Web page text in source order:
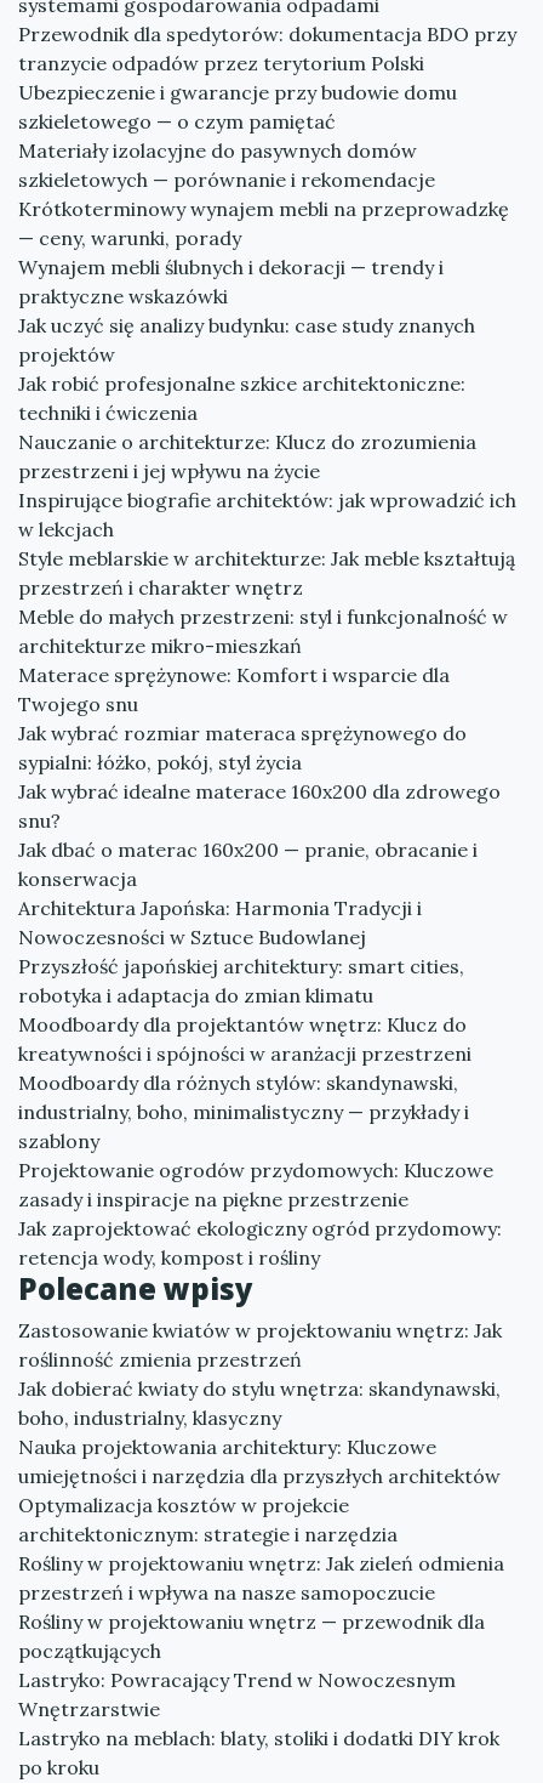
systemami gospodarowania odpadami
Przewodnik dla spedytorów: dokumentacja BDO przy
tranzycie odpadów przez terytorium Polski
Ubezpieczenie i gwarancje przy budowie domu
szkieletowego — o czym pamiętać
Materiały izolacyjne do pasywnych domów
szkieletowych — porównanie i rekomendacje
Krótkoterminowy wynajem mebli na przeprowadzkę
— ceny, warunki, porady
Wynajem mebli ślubnych i dekoracji — trendy i
praktyczne wskazówki
Jak uczyć się analizy budynku: case study znanych
projektów
Jak robić profesjonalne szkice architektoniczne:
techniki i ćwiczenia
Nauczanie o architekturze: Klucz do zrozumienia
przestrzeni i jej wpływu na życie
Inspirujące biografie architektów: jak wprowadzić ich
w lekcjach
Style meblarskie w architekturze: Jak meble kształtują
przestrzeń i charakter wnętrz
Meble do małych przestrzeni: styl i funkcjonalność w
architekturze mikro-mieszkań
Materace sprężynowe: Komfort i wsparcie dla
Twojego snu
Jak wybrać rozmiar materaca sprężynowego do
sypialni: łóżko, pokój, styl życia
Jak wybrać idealne materace 160x200 dla zdrowego
snu?
Jak dbać o materac 160x200 — pranie, obracanie i
konserwacja
Architektura Japońska: Harmonia Tradycji i
Nowoczesności w Sztuce Budowlanej
Przyszłość japońskiej architektury: smart cities,
robotyka i adaptacja do zmian klimatu
Moodboardy dla projektantów wnętrz: Klucz do
kreatywności i spójności w aranżacji przestrzeni
Moodboardy dla różnych stylów: skandynawski,
industrialny, boho, minimalistyczny — przykłady i
szablony
Projektowanie ogrodów przydomowych: Kluczowe
zasady i inspiracje na piękne przestrzenie
Jak zaprojektować ekologiczny ogród przydomowy:
retencja wody, kompost i rośliny
Polecane wpisy
Zastosowanie kwiatów w projektowaniu wnętrz: Jak
roślinność zmienia przestrzeń
Jak dobierać kwiaty do stylu wnętrza: skandynawski,
boho, industrialny, klasyczny
Nauka projektowania architektury: Kluczowe
umiejętności i narzędzia dla przyszłych architektów
Optymalizacja kosztów w projekcie
architektonicznym: strategie i narzędzia
Rośliny w projektowaniu wnętrz: Jak zieleń odmienia
przestrzeń i wpływa na nasze samopoczucie
Rośliny w projektowaniu wnętrz — przewodnik dla
początkujących
Lastryko: Powracający Trend w Nowoczesnym
Wnętrzarstwie
Lastryko na meblach: blaty, stoliki i dodatki DIY krok
po kroku